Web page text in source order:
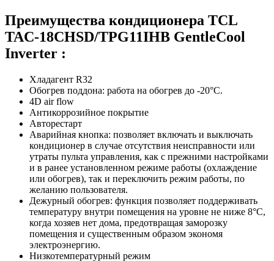
Преимущества кондиционера TCL
TAC-18CHSD/TPG11IHB GentleCool
Inverter :
Хладагент R32
Обогрев поддона: работа на обогрев до -20°С.
4D air flow
Антикоррозийное покрытие
Авторестарт
Аварийная кнопка: позволяет включать и выключать
кондиционер в случае отсутствия неисправности или
утраты пульта управления, как с прежними настройками
и в ранее установленном режиме работы (охлаждение
или обогрев), так и переключить режим работы, по
желанию пользователя.
Дежурный обогрев: функция позволяет поддерживать
температуру внутри помещения на уровне не ниже 8°С,
когда хозяев нет дома, предотвращая заморозку
помещения и существенным образом экономя
электроэнергию.
Низкотемпературный режим